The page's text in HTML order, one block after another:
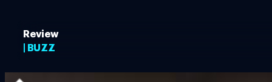
Review
| BUZZ